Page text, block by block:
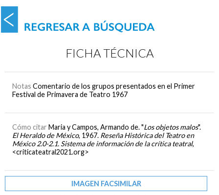
FICHA TÉCNICA
Notas Comentario de los grupos presentados en el Primer
Festival de Primavera de Teatro 1967
Cómo citar Maria y Campos, Armando de. "Los objetos malos".
El Heraldo de México, 1967. Reseña Histórica del Teatro en
México 2.0-2.1. Sistema de información de la crítica teatral,
<criticateatral2021.org>
IMAGEN FACSIMILAR